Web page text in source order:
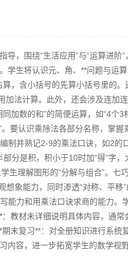
，围绕“生活应用”与“运算进阶”
生将认识元、角、**问题与运算
，含小括号的先算小括号里的。
加法计算。此外，还会涉及连加
加数的和”的简便运算，如“4个3
要认识乘除法各部分名称，掌握
制并熟记2-9的乘法口诀，如2的
分是积，积小于10时加“得”字，
生理解图形的“分解与组合”。七
象能力，同时渗透“对称、平移”
能力和用乘法口诀求商的能力。
教材未详细说明具体内容，通常
末复习**：对全册知识进行系统
内容，进一步拓宽学生的数学视